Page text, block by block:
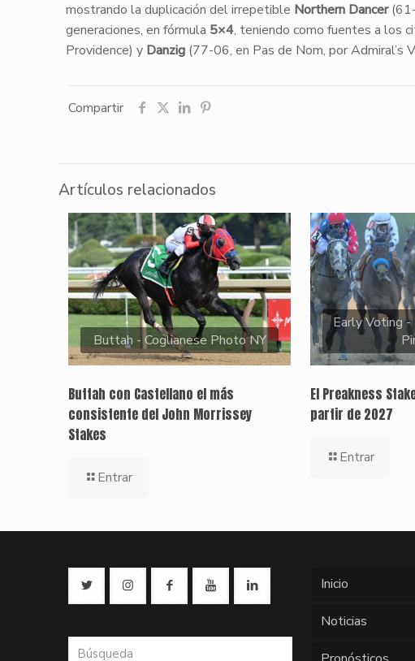
mostrando la duplicación del irrepetible Northern Dancer(61-
generaciones, en fórmula 5×4, teniendo como fuentes a los
Providence) y Danzig(77-06, en Pas de Nom, por Admiral’s
Compartir
Artículos relacionados
Buttah - Coglianese Photo NY
Buttah con Castellano el más
consistente del John Morrissey
Stakes
Entrar
Early Voting
El Preakness
partir de 2027
Entrar
Inicio
Noticias